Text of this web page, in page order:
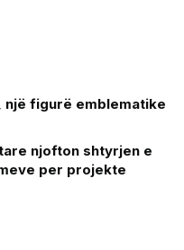
një figurë emblematike
njofton shtyrjen e
per projekte